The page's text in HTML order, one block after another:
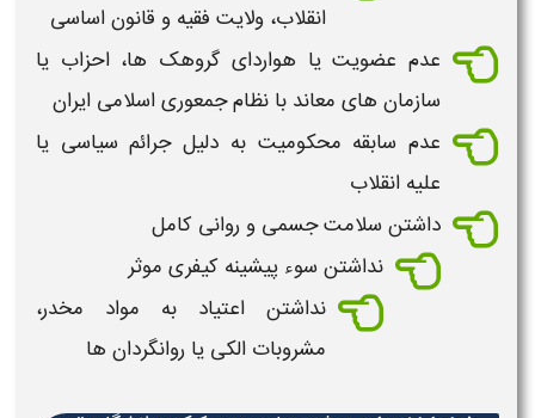
انقلاب، ولایت فقیه و قانون اساسی
عدم عضویت یا هواردای گروهک ها، احزاب یا
سازمان های معاند با نظام جمعوری اسلامی ایران
عدم سابقه محکومیت به دلیل جرائم سیاسی یا
علیه انقلاب
داشتن سلامت جسمی و روانی کامل
نداشتن سوء پیشینه کیفری موثر
نداشتن اعتیاد به مواد مخدر،
مشروبات الکی یا روانگردان ها